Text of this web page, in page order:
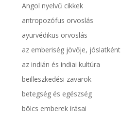
Angol nyelvű cikkek
antropozófus orvoslás
ayurvédikus orvoslás
az emberiség jövője, jóslatként
az indián és indiai kultúra
beilleszkedési zavarok
betegség és egészség
bölcs emberek írásai